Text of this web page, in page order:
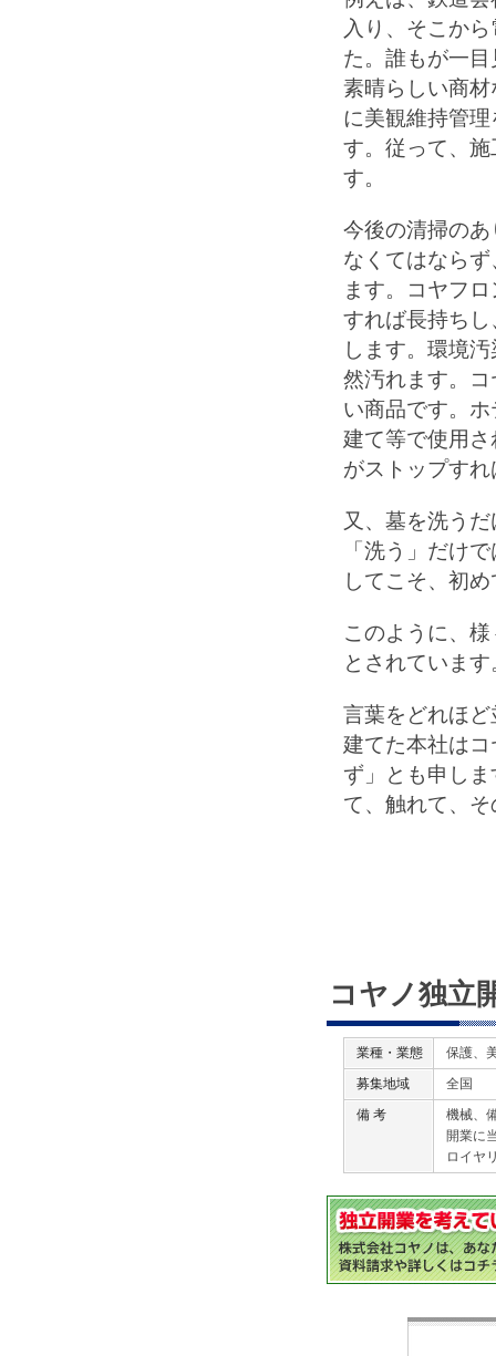
入り、そこか
た。誰もが一
素晴らしい商
に美観維持管
す。従って、
す。
今後の清掃の
なくてはなら
ます。コヤフ
すれば長持ち
します。環境
然汚れます。
い商品です。
建て等で使用
がストップす
又、墓を洗う
「洗う」だけ
してこそ、初
このように、
とされています
言葉をどれほ
建てた本社は
ず」とも申し
て、触れて、
コヤノ独立
業種・業態
保護、
募集地域
全国
備 考
機械、
開業に
ロイヤ